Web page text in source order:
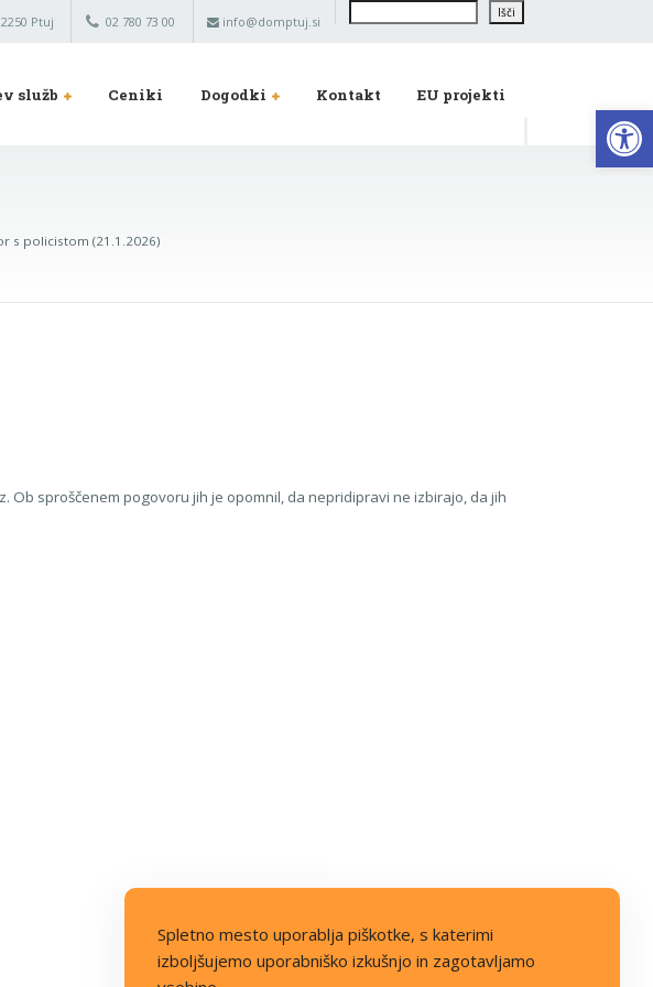
Ptuj 02 780 73 00 info@domptuj.si
Išči
služb Ceniki Dogodki Kontakt EU projekti
s policistom (21.1.2026)
Ob sproščenem pogovoru jih je opomnil, da nepridipravi ne izbirajo, da jih
Spletno mesto uporablja piškotke, s katerimi
izboljšujemo uporabniško izkušnjo in zagotavljamo